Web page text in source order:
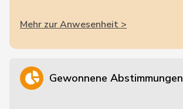
Mehr zur Anwesenheit >
Gewonnene Abstimmungen